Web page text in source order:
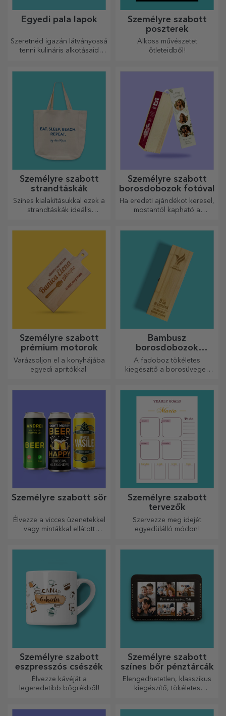
Egyedi pala lapok
Szeretnéd igazán látványossá
tenni kulináris alkotásaid
Személyre szabott
poszterek
Alkoss művészetet
ötleteidből!
Személyre szabott
strandtáskák
Színes kialakításukkal ezek a
strandtáskák ideális
táskagyűjteményedben.
Személyre szabott
borosdobozok fotóval
Ha eredeti ajándékot keresel,
mostantól kapható a
Személyre szabott
prémium motorok
Varázsoljon el a konyhájába
egyedi aprítókkal.
Bambusz
borosdobozok
kiegészítőkkel
A fadoboz tökéletes
kiegészítő a borosüvegek
Személyre szabott sör
Élvezze a vicces üzenetekkel
vagy mintákkal ellátott
Személyre szabott
tervezők
Szervezze meg idejét
egyedülálló módon!
Személyre szabott
eszpresszós csészék
Élvezze kávéját a
legeredetibb bögrékből!
Személyre szabott
színes bőr pénztárcák
Elengedhetetlen, klasszikus
kiegészítő, tökéletes